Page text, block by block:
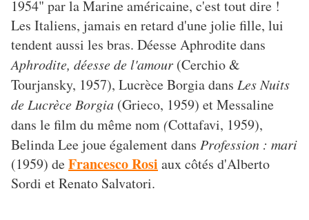
1954" par la Marine américaine, c'est tout dire !
Les Italiens, jamais en retard d'une jolie fille, lui
tendent aussi les bras. Déesse Aphrodite dans
Aphrodite, déesse de l'amour (Cerchio &
Tourjansky, 1957), Lucrèce Borgia dans Les Nuits
de Lucrèce Borgia (Grieco, 1959) et Messaline
dans le film du même nom(Cottafavi, 1959),
Belinda Lee joue également dans Profession : mari
(1959) deFrancesco Rosi aux côtés d'Alberto
Sordi et Renato Salvatori.